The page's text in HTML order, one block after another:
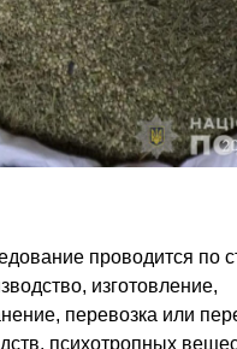
проводится по
изготовление,
перевозка или
психотропных